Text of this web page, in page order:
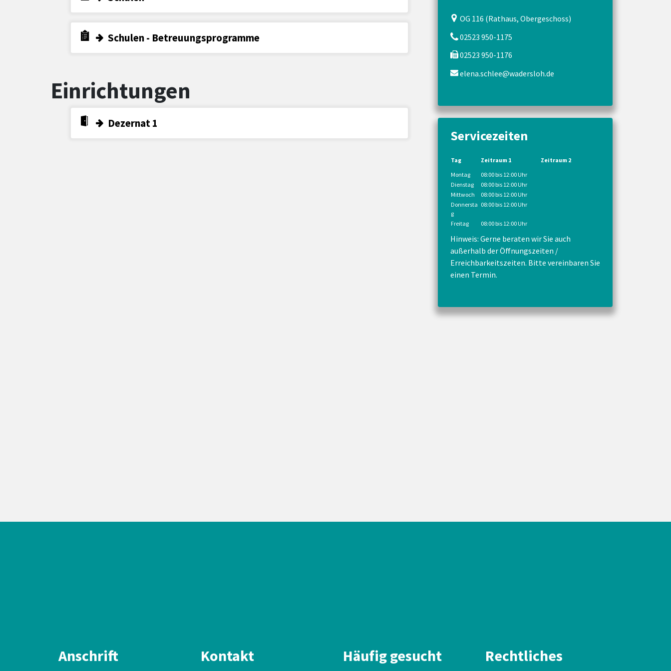
Schulen - Betreuungsprogramme
Einrichtungen
Dezernat 1
OG 116 (Rathaus, Obergeschoss)
02523 950-1175
02523 950-1176
elena.schlee@wadersloh.de
Servicezeiten
Tag Zeitraum 1
Zeitraum 2
Montag
08:00 bis 12:00 Uhr
Dienstag
08:00 bis 12:00 Uhr
Mittwoch
08:00 bis 12:00 Uhr
Donnersta
g
08:00 bis 12:00 Uhr
Freitag 08:00 bis 12:00 Uhr
Hinweis: Gerne beraten wir Sie auch
außerhalb der Öffnungszeiten /
Erreichbarkeitszeiten. Bitte vereinbaren Sie
einen Termin.
Anschrift Kontakt Häufig gesucht Rechtliches